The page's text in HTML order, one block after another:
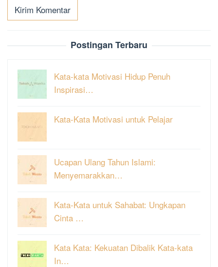
Postingan Terbaru
Kata-kata Motivasi Hidup Penuh
Inspirasi…
Kata-Kata Motivasi untuk Pelajar
Ucapan Ulang Tahun Islami:
Menyemarakkan…
Kata-Kata untuk Sahabat: Ungkapan
Cinta …
Kata Kata: Kekuatan Dibalik Kata-kata
In…